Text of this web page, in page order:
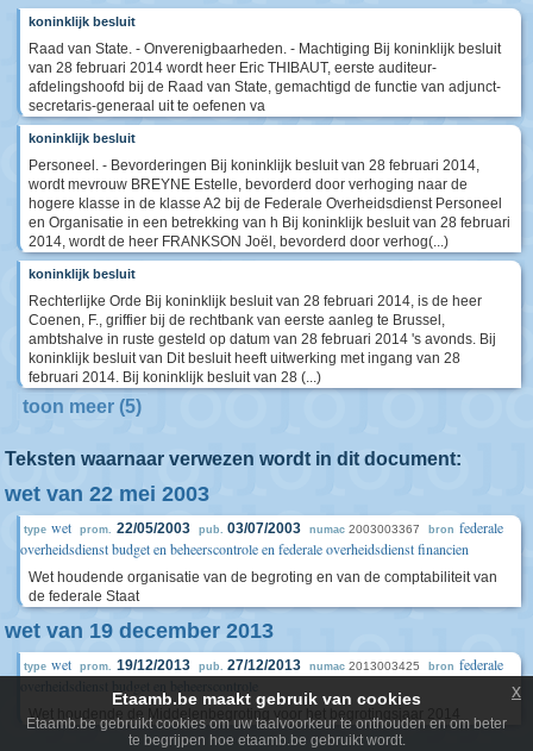
koninklijk besluit
Raad van State. - Onverenigbaarheden. - Machtiging Bij koninklijk besluit
van 28 februari 2014 wordt heer Eric THIBAUT, eerste auditeur-
afdelingshoofd bij de Raad van State, gemachtigd de functie van adjunct-
secretaris-generaal uit te oefenen va
koninklijk besluit
Personeel. - Bevorderingen Bij koninklijk besluit van 28 februari 2014,
wordt mevrouw BREYNE Estelle, bevorderd door verhoging naar de
hogere klasse in de klasse A2 bij de Federale Overheidsdienst Personeel
en Organisatie in een betrekking van h Bij koninklijk besluit van 28 februari
2014, wordt de heer FRANKSON Joël, bevorderd door verhog(...)
koninklijk besluit
Rechterlijke Orde Bij koninklijk besluit van 28 februari 2014, is de heer
Coenen, F., griffier bij de rechtbank van eerste aanleg te Brussel,
ambtshalve in ruste gesteld op datum van 28 februari 2014 's avonds. Bij
koninklijk besluit van Dit besluit heeft uitwerking met ingang van 28
februari 2014. Bij koninklijk besluit van 28 (...)
toon meer (5)
Teksten waarnaar verwezen wordt in dit document:
wet van 22 mei 2003
type wet prom. 22/05/2003 pub. 03/07/2003 numac 2003003367 bron federale
overheidsdienst budget en beheerscontrole en federale overheidsdienst financien
Wet houdende organisatie van de begroting en van de comptabiliteit van
de federale Staat
wet van 19 december 2013
type wet prom. 19/12/2013 pub. 27/12/2013 numac 2013003425 bron federale
Wet houdende de Middelenbegroting voor het begrotingsjaar 2014
Etaamb.be maakt gebruik van cookies
Etaamb.be gebruikt cookies om uw taalvoorkeur te onthouden en om beter
te begrijpen hoe etaamb.be gebruikt wordt.
x